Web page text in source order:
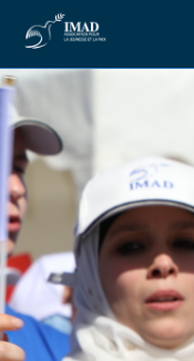
À propos
Nos objectifs
Notre action